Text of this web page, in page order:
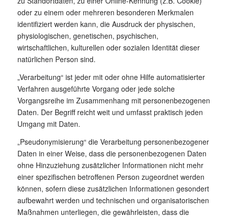
oder zu einem oder mehreren besonderen Merkmalen
identifiziert werden kann, die Ausdruck der physischen,
physiologischen, genetischen, psychischen,
wirtschaftlichen, kulturellen oder sozialen Identität dieser
natürlichen Person sind.
„Verarbeitung“ ist jeder mit oder ohne Hilfe automatisierter
Verfahren ausgeführte Vorgang oder jede solche
Vorgangsreihe im Zusammenhang mit personenbezogenen
Daten. Der Begriff reicht weit und umfasst praktisch jeden
Umgang mit Daten.
„Pseudonymisierung“ die Verarbeitung personenbezogener
Daten in einer Weise, dass die personenbezogenen Daten
ohne Hinzuziehung zusätzlicher Informationen nicht mehr
einer spezifischen betroffenen Person zugeordnet werden
können, sofern diese zusätzlichen Informationen gesondert
aufbewahrt werden und technischen und organisatorischen
Maßnahmen unterliegen, die gewährleisten, dass die